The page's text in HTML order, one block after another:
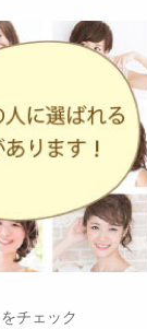
チェック